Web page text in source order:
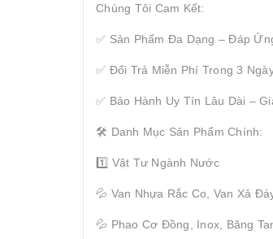
Chúng Tôi Cam Kết:
✅ Sản Phẩm Đa Dạng – Đáp
✅ Đổi Trả Miễn Phí Trong 3
✅ Bảo Hành Uy Tín Lâu Dài –
🛠 Danh Mục Sản Phẩm Chính:
1️⃣ Vật Tư Ngành Nước
💦 Van Nhựa Rắc Co, Van Xả
💦 Phao Cơ Đồng, Inox, Băng